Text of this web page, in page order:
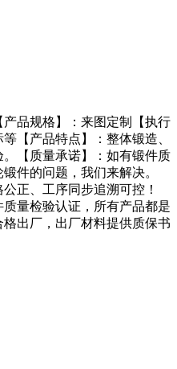
产品规格】：来图定制【执行
【产品特点】：整体锻造、
【质量承诺】：如有锻件质
件的问题，我们来解决。
正、工序同步追溯可控！
质量检验认证，所有产品都是
出厂，出厂材料提供质保书